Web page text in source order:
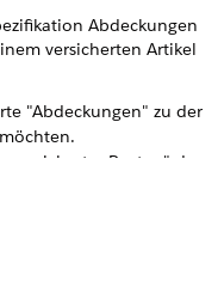
Abdeckungen
versicherten Artikel
"Abdeckungen" zu der
Posten" das